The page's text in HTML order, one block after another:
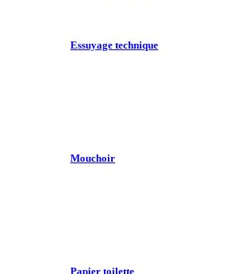
Essuyage technique
Mouchoir
Papier toilette